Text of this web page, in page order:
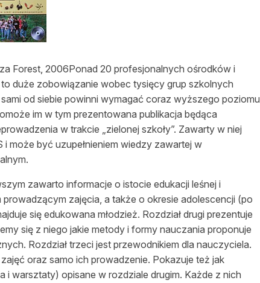
prywatne
Forest, 2006Ponad 20 profesjonalnych ośrodków i
duże zobowiązanie wobec tysięcy grup szkolnych
od siebie powinni wymagać coraz wyższego poziomu
im w tym prezentowana publikacja będąca
w trakcie „zielonej szkoły”. Zawarty w niej
może być uzupełnieniem wiedzy zawartej w
zawarto informacje o istocie edukacji leśnej i
zajęcia, a także o okresie adolescencji (po
się edukowana młodzież. Rozdział drugi prezentuje
się z niego jakie metody i formy nauczania proponuje
Rozdział trzeci jest przewodnikiem dla nauczyciela.
oraz samo ich prowadzenie. Pokazuje też jak
warsztaty) opisane w rozdziale drugim. Każde z nich